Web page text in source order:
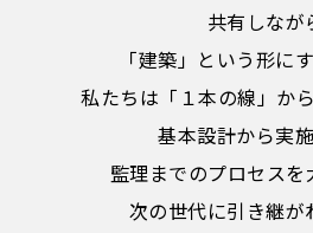
共有しなが
「建築」という形に
私たちは「１本の線」か
基本設計から実施
監理までのプロセスを
次の世代に引き継が